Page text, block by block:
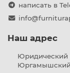
написать в
Наш адрес
Юридический
Юргамышский